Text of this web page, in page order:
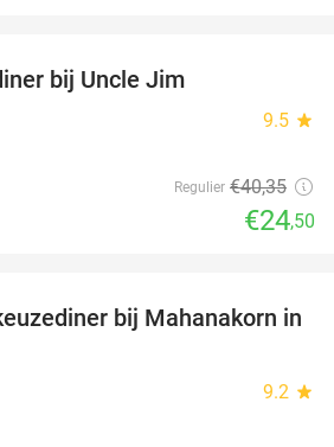
bij Uncle Jim
9.5 star
Regulier €40,35
€24,50
41%
bij Mahanakorn in
9.2 star